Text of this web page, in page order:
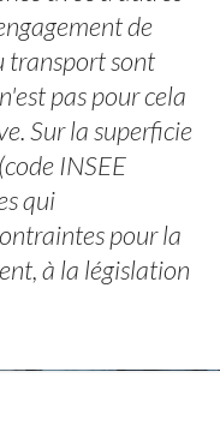
de
transport sont
pas pour cela
Sur la superficie
INSEE
qui
pour la
à la législation